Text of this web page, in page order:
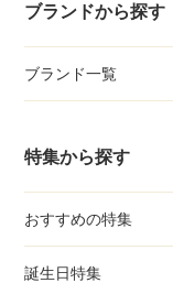
ブランドから探す
ブランド一覧
特集から探す
おすすめの特集
誕生日特集